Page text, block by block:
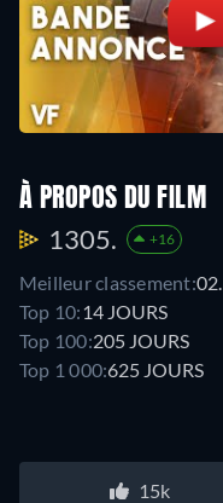
À PROPOS DU FILM
1305. +16
Meilleur classement:02.
Top 10: 14 JOURS
Top 100:205 JOURS
Top 1 000:625 JOURS
15k